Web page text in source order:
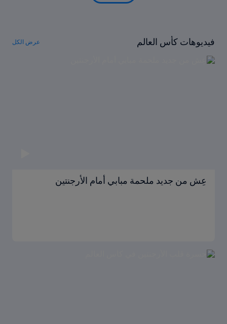
فيديوهات كأس العالم عرض الكل
عِش من جديد ملحمة مبابي أمام الأرجنتين